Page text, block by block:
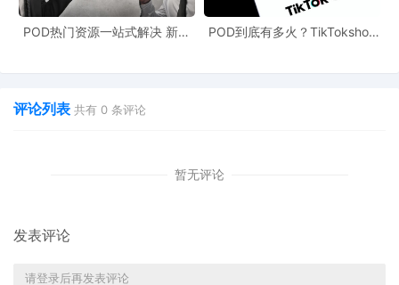
POD热门资源一站式解决 新手
POD到底有多火？TikTokshop
评论列表 共有 0 条评论
暂无评论
发表评论